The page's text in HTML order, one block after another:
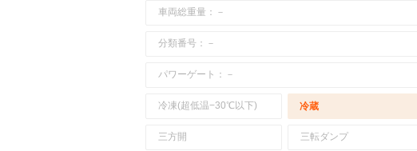
車両総重量：－
分類番号：－
パワーゲート：－
冷凍(超低温−30℃以下) 冷蔵
三方開 三転ダンプ